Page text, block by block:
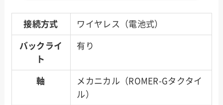
接続方式 ワイヤレス（電池式）
バックライ
ト
有り
軸
メカニカル（ROMER-Gタクタイ
ル）